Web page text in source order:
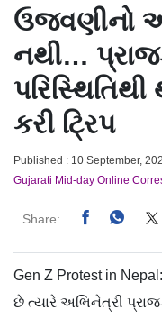
ઉજવણીનો
નથી…
કરી ટ્રિપ
Published : 10 September,
Gujarati Mid-day Online
Share:
Gen Z Protest in
છે ત્યારે અભિનેત્રી